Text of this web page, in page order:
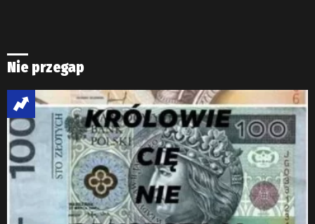
Nie przegap